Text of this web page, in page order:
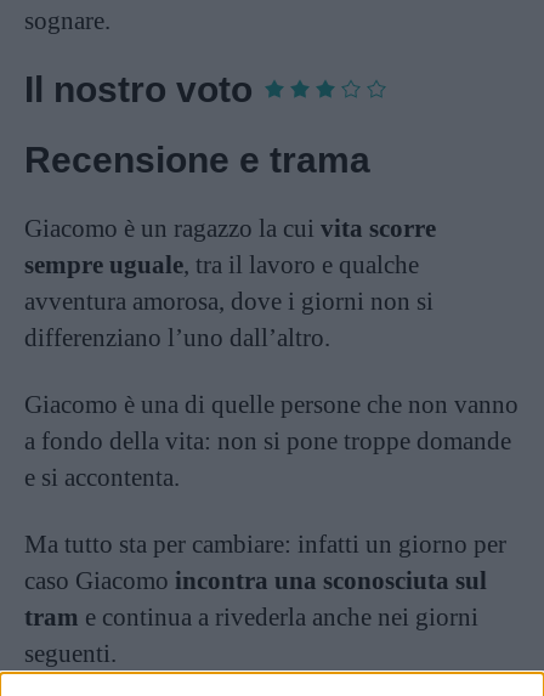
sognare.
Il nostro voto
Recensione e trama
Giacomo è un ragazzo la cui vita scorre
sempre uguale, tra il lavoro e qualche
avventura amorosa, dove i giorni non si
differenziano l’uno dall’altro.
Giacomo è una di quelle persone che non vanno
a fondo della vita: non si pone troppe domande
e si accontenta.
Ma tutto sta per cambiare: infatti un giorno per
caso Giacomo incontra una sconosciuta sul
tram e continua a rivederla anche nei giorni
seguenti.